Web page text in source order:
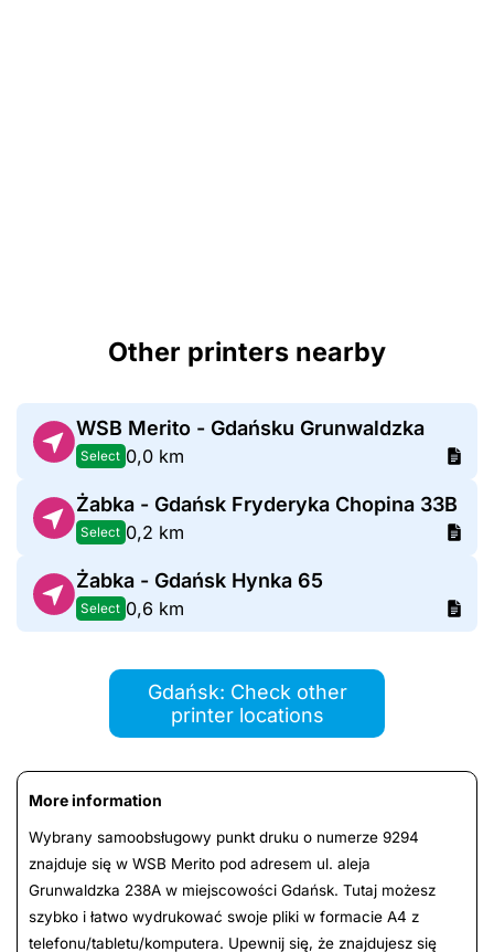
Other printers nearby
WSB Merito - Gdańsku Grunwaldzka
Select 0,0 km
Żabka - Gdańsk Fryderyka Chopina 33B
Select 0,2 km
Żabka - Gdańsk Hynka 65
Select 0,6 km
Gdańsk: Check other
printer locations
More information
Wybrany samoobsługowy punkt druku o numerze 9294
znajduje się w WSB Merito pod adresem ul. aleja
Grunwaldzka 238A w miejscowości Gdańsk. Tutaj możesz
szybko i łatwo wydrukować swoje pliki w formacie A4 z
telefonu/tabletu/komputera. Upewnij się, że znajdujesz się